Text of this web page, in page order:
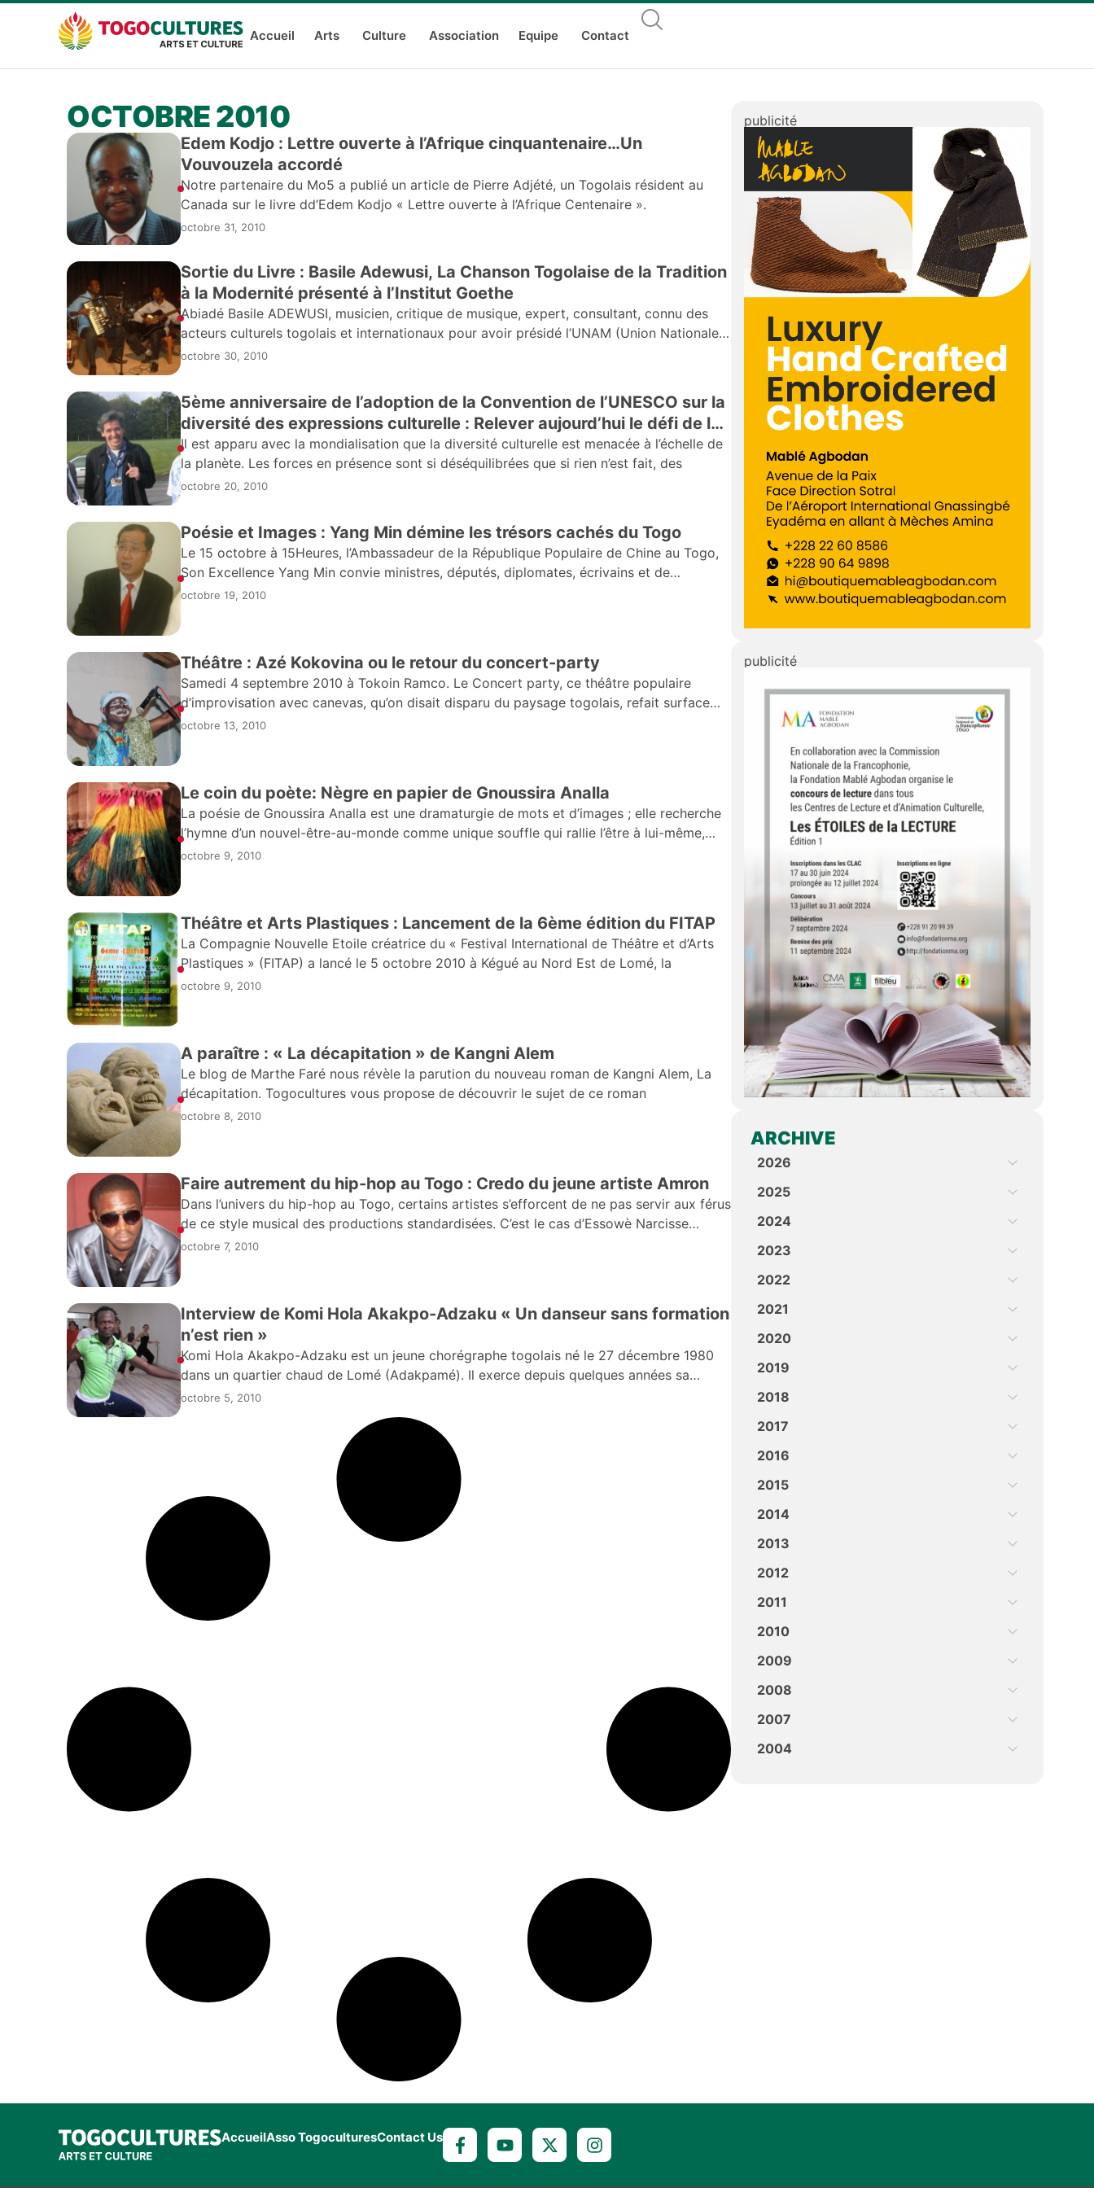
Accueil Arts Culture Association Equipe Contact
OCTOBRE 2010
Edem Kodjo : Lettre ouverte à l’Afrique cinquantenaire…Un
Vouvouzela accordé
Notre partenaire du Mo5 a publié un article de Pierre Adjété, un Togolais résident au
Canada sur le livre dd’Edem Kodjo « Lettre ouverte à l’Afrique Centenaire ».
octobre 31, 2010
Sortie du Livre : Basile Adewusi, La Chanson Togolaise de la Tradition
à la Modernité présenté à l’Institut Goethe
Abiadé Basile ADEWUSI, musicien, critique de musique, expert, consultant, connu des
acteurs culturels togolais et internationaux pour avoir présidé l’UNAM (Union Nationale
des Artistes Musiciens) et actuel président du SARIAC
octobre 30, 2010
5ème anniversaire de l’adoption de la Convention de l’UNESCO sur la
diversité des expressions culturelle : Relever aujourd’hui le défi de la
protection et de la promotion de la diversité culturelle
Il est apparu avec la mondialisation que la diversité culturelle est menacée à l’échelle de
la planète. Les forces en présence sont si déséquilibrées que si rien n’est fait, des
octobre 20, 2010
Poésie et Images : Yang Min démine les trésors cachés du Togo
Le 15 octobre à 15Heures, l’Ambassadeur de la République Populaire de Chine au Togo,
Son Excellence Yang Min convie ministres, députés, diplomates, écrivains et de
nombreux invités à la salle
octobre 19, 2010
Théâtre : Azé Kokovina ou le retour du concert-party
Samedi 4 septembre 2010 à Tokoin Ramco. Le Concert party, ce théâtre populaire
d’improvisation avec canevas, qu’on disait disparu du paysage togolais, refait surface
avec la compagnie d’un des comédiens
octobre 13, 2010
Le coin du poète: Nègre en papier de Gnoussira Analla
La poésie de Gnoussira Analla est une dramaturgie de mots et d’images ; elle recherche
l’hymne d’un nouvel-être-au-monde comme unique souffle qui rallie l’être à lui-même,
l’unique chemin qui conduise
octobre 9, 2010
Théâtre et Arts Plastiques : Lancement de la 6ème édition du FITAP
La Compagnie Nouvelle Etoile créatrice du « Festival International de Théâtre et d’Arts
Plastiques » (FITAP) a lancé le 5 octobre 2010 à Kégué au Nord Est de Lomé, la
octobre 9, 2010
A paraître : « La décapitation » de Kangni Alem
Le blog de Marthe Faré nous révèle la parution du nouveau roman de Kangni Alem, La
décapitation. Togocultures vous propose de découvrir le sujet de ce roman
octobre 8, 2010
Faire autrement du hip-hop au Togo : Credo du jeune artiste Amron
Dans l’univers du hip-hop au Togo, certains artistes s’efforcent de ne pas servir aux férus
de ce style musical des productions standardisées. C’est le cas d’Essowè Narcisse
Tchala plus connu
octobre 7, 2010
Interview de Komi Hola Akakpo-Adzaku « Un danseur sans formation
n’est rien »
Komi Hola Akakpo-Adzaku est un jeune chorégraphe togolais né le 27 décembre 1980
dans un quartier chaud de Lomé (Adakpamé). Il exerce depuis quelques années sa
profession de danseur en
octobre 5, 2010
publicité
publicité
ARCHIVE
2026
2025
2024
2023
2022
2021
2020
2019
2018
2017
2016
2015
2014
2013
2012
2011
2010
2009
2008
2007
2004
AccueilAsso TogoculturesContact Us